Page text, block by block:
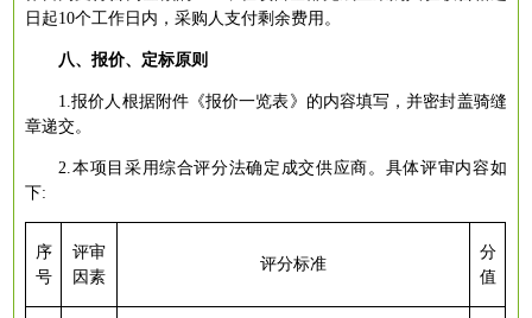
日起10个工作日内，采购人支付剩余费用。
八、报价、定标原则
1.报价人根据附件《报价一览表》的内容填写，并密封盖骑缝
章递交。
2.本项目采用综合评分法确定成交供应商。具体评审内容如
下:
序
号
评审
因素
评分标准
分
值